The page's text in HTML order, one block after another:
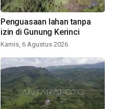
Penguasaan lahan tanpa
izin di Gunung Kerinci
Kamis, 6 Agustus 2026